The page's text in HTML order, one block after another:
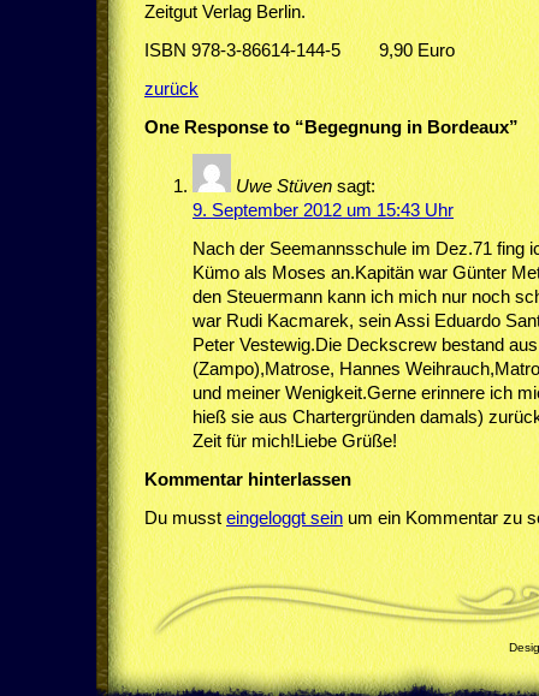
Zeitgut Verlag Berlin.
ISBN 978-3-86614-144-5 9,90 Euro
zurück
One Response to “Begegnung in Bordeaux”
Uwe Stüven sagt:
9. September 2012 um 15:43 Uhr
Nach der Seemannsschule im Dez.71 fing
Kümo als Moses an.Kapitän war Günter
den Steuermann kann ich mich nur noch
war Rudi Kacmarek, sein Assi Eduardo
Peter Vestewig.Die Deckscrew bestand
(Zampo),Matrose, Hannes
und meiner Wenigkeit.Gerne erinnere ich
hieß sie aus Chartergründen damals)
Zeit für mich!Liebe Grüße!
Kommentar hinterlassen
Du musst eingeloggt seinum ein Kommentar zu